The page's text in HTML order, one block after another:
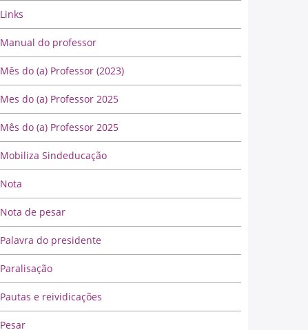
Links
Manual do professor
Mês do (a) Professor (2023)
Mes do (a) Professor 2025
Mês do (a) Professor 2025
Mobiliza Sindeducação
Nota
Nota de pesar
Palavra do presidente
Paralisação
Pautas e reividicações
Pesar